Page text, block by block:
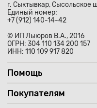
г. Сыктывкар, Сысольское
Единый номер:
+7 (912) 140-14-42
© ИП Лыюров В.А., 2016
ОГРН: 304 110 134 200 157
ИНН: 110 109 917 820
Помощь
Покупателям